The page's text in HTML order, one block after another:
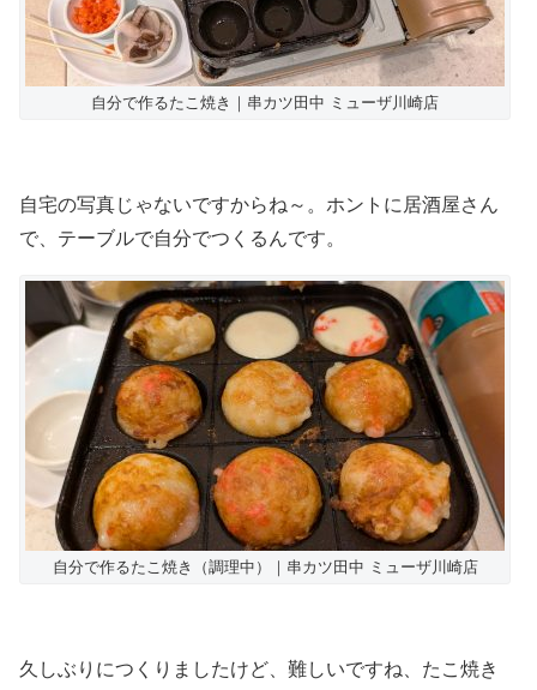
自分で作るたこ焼き｜串カツ田中 ミューザ川崎店
自宅の写真じゃないですからね～。ホントに居酒屋さん
で、テーブルで自分でつくるんです。
自分で作るたこ焼き（調理中）｜串カツ田中 ミューザ川崎店
久しぶりにつくりましたけど、難しいですね、たこ焼き